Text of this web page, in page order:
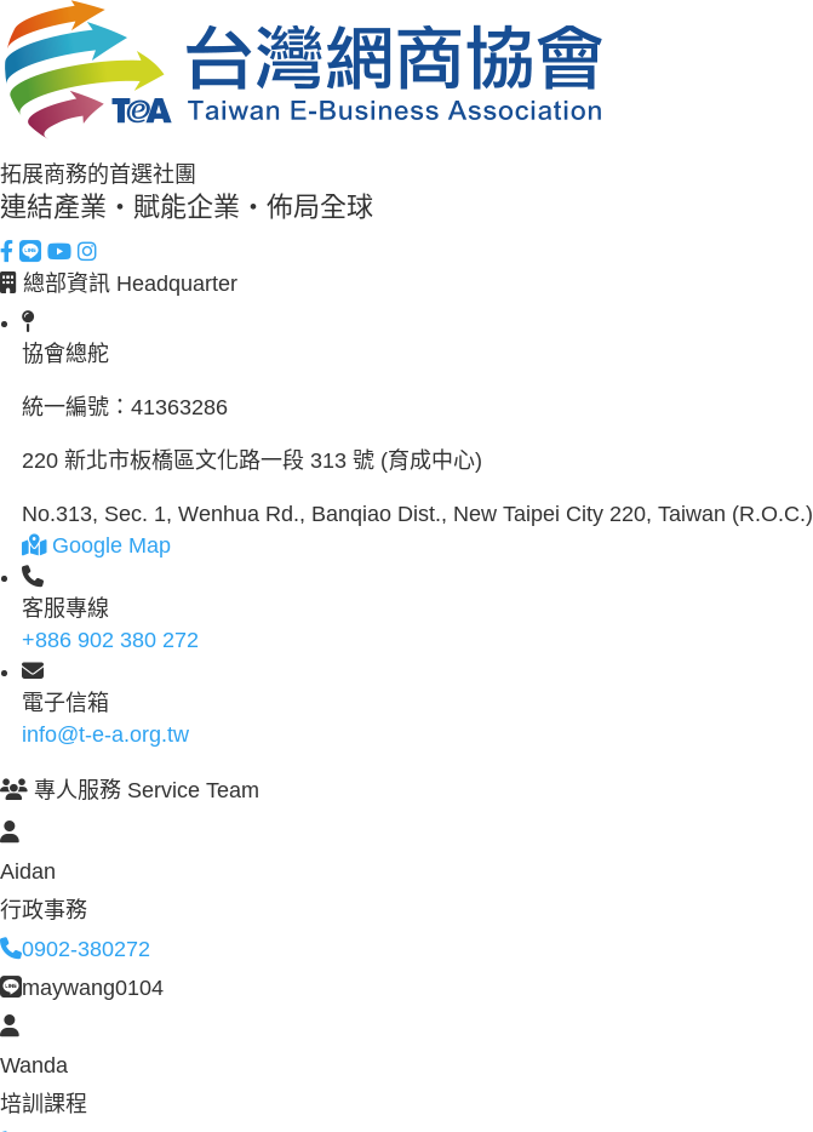
拓展商務的首選社團
連結產業・賦能企業・佈局全球
總部資訊 Headquarter
協會總舵
統一編號： 41363286
220 新北市板橋區文化路一段 313 號 (育成中心)
No.313, Sec. 1, Wenhua Rd., Banqiao Dist., New Taipei City 220, Taiwan (R.O.C.)
Google Map
客服專線
+886 902 380 272
電子信箱
info@t-e-a.org.tw
專人服務 Service Team
Aidan
行政事務
0902-380272
maywang0104
Wanda
培訓課程